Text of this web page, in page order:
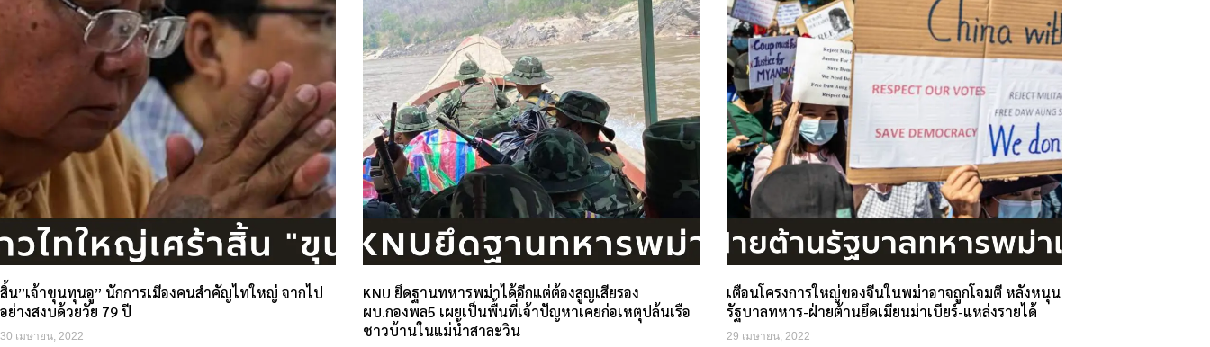
สิ้น”เจ้าขุนทุนอู” นักการเมืองคนสำคัญไทใหญ่ จากไป
อย่างสงบด้วยวัย 79 ปี
30 เมษายน, 2022
KNU ยึดฐานทหารพม่าได้อีกแต่ต้องสูญเสียรอง
ผบ.กองพล5 เผยเป็นพื้นที่เจ้าปัญหาเคยก่อเหตุปล้นเรือ
ชาวบ้านในแม่น้ำสาละวิน
เตือนโครงการใหญ่ของจีนในพม่าอาจถูกโจมตี หลังหนุน
รัฐบาลทหาร-ฝ่ายต้านยึดเมียนม่าเบียร์-แหล่งรายได้
29 เมษายน, 2022